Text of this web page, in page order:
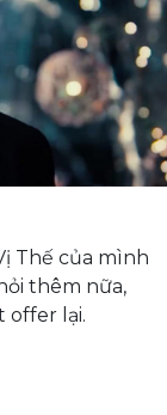
Thế của mình
thêm nữa,
offer lại.